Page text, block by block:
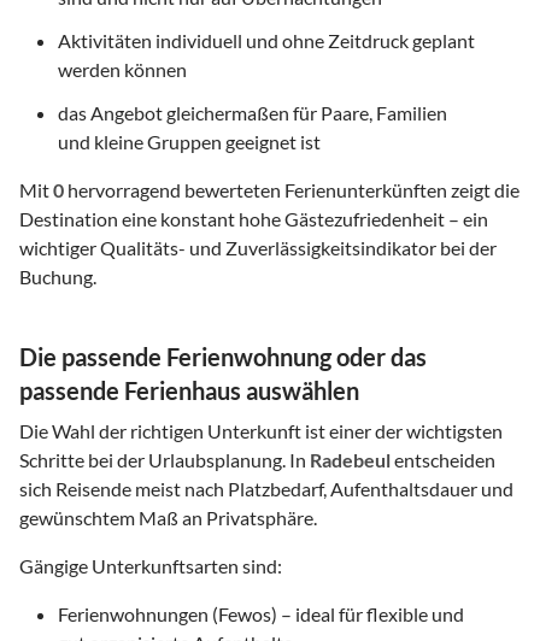
Aktivitäten individuell und ohne Zeitdruck geplant
werden können
das Angebot gleichermaßen für Paare, Familien
und kleine Gruppen geeignet ist
Mit0 hervorragend bewerteten Ferienunterkünften zeigt die
Destination eine konstant hohe Gästezufriedenheit – ein
wichtiger Qualitäts- und Zuverlässigkeitsindikator bei der
Buchung.
Die passende Ferienwohnung oder das
passende Ferienhaus auswählen
Die Wahl der richtigen Unterkunft ist einer der wichtigsten
Schritte bei der Urlaubsplanung. In Radebeulentscheiden
sich Reisende meist nach Platzbedarf, Aufenthaltsdauer und
gewünschtem Maß an Privatsphäre.
Gängige Unterkunftsarten sind:
Ferienwohnungen (Fewos) – ideal für flexible und